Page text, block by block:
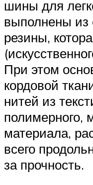
шины для
выполнены из
резины,
При этом
кордовой
нитей из
полимерного,
материала,
всего
за прочность.